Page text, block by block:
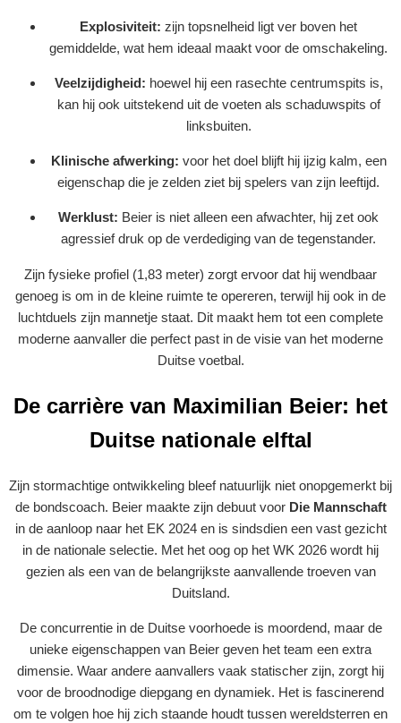
Explosiviteit: zijn topsnelheid ligt ver boven het
gemiddelde, wat hem ideaal maakt voor de omschakeling.
Veelzijdigheid: hoewel hij een rasechte centrumspits is,
kan hij ook uitstekend uit de voeten als schaduwspits of
linksbuiten.
Klinische afwerking: voor het doel blijft hij ijzig kalm, een
eigenschap die je zelden ziet bij spelers van zijn leeftijd.
Werklust: Beier is niet alleen een afwachter, hij zet ook
agressief druk op de verdediging van de tegenstander.
Zijn fysieke profiel (1,83 meter) zorgt ervoor dat hij wendbaar
genoeg is om in de kleine ruimte te opereren, terwijl hij ook in de
luchtduels zijn mannetje staat. Dit maakt hem tot een complete
moderne aanvaller die perfect past in de visie van het moderne
Duitse voetbal.
De carrière van Maximilian Beier: het
Duitse nationale elftal
Zijn stormachtige ontwikkeling bleef natuurlijk niet onopgemerkt bij
de bondscoach. Beier maakte zijn debuut voor Die Mannschaft
in de aanloop naar het EK 2024 en is sindsdien een vast gezicht
in de nationale selectie. Met het oog op het WK 2026 wordt hij
gezien als een van de belangrijkste aanvallende troeven van
Duitsland.
De concurrentie in de Duitse voorhoede is moordend, maar de
unieke eigenschappen van Beier geven het team een extra
dimensie. Waar andere aanvallers vaak statischer zijn, zorgt hij
voor de broodnodige diepgang en dynamiek. Het is fascinerend
om te volgen hoe hij zich staande houdt tussen wereldsterren en